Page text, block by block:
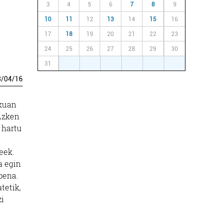
/04/16
egin
3 4 5 6 7 8 9
10 11 12 13 14 15 16
17 18 19 20 21 22 23
24 25 26 27 28 29 30
31